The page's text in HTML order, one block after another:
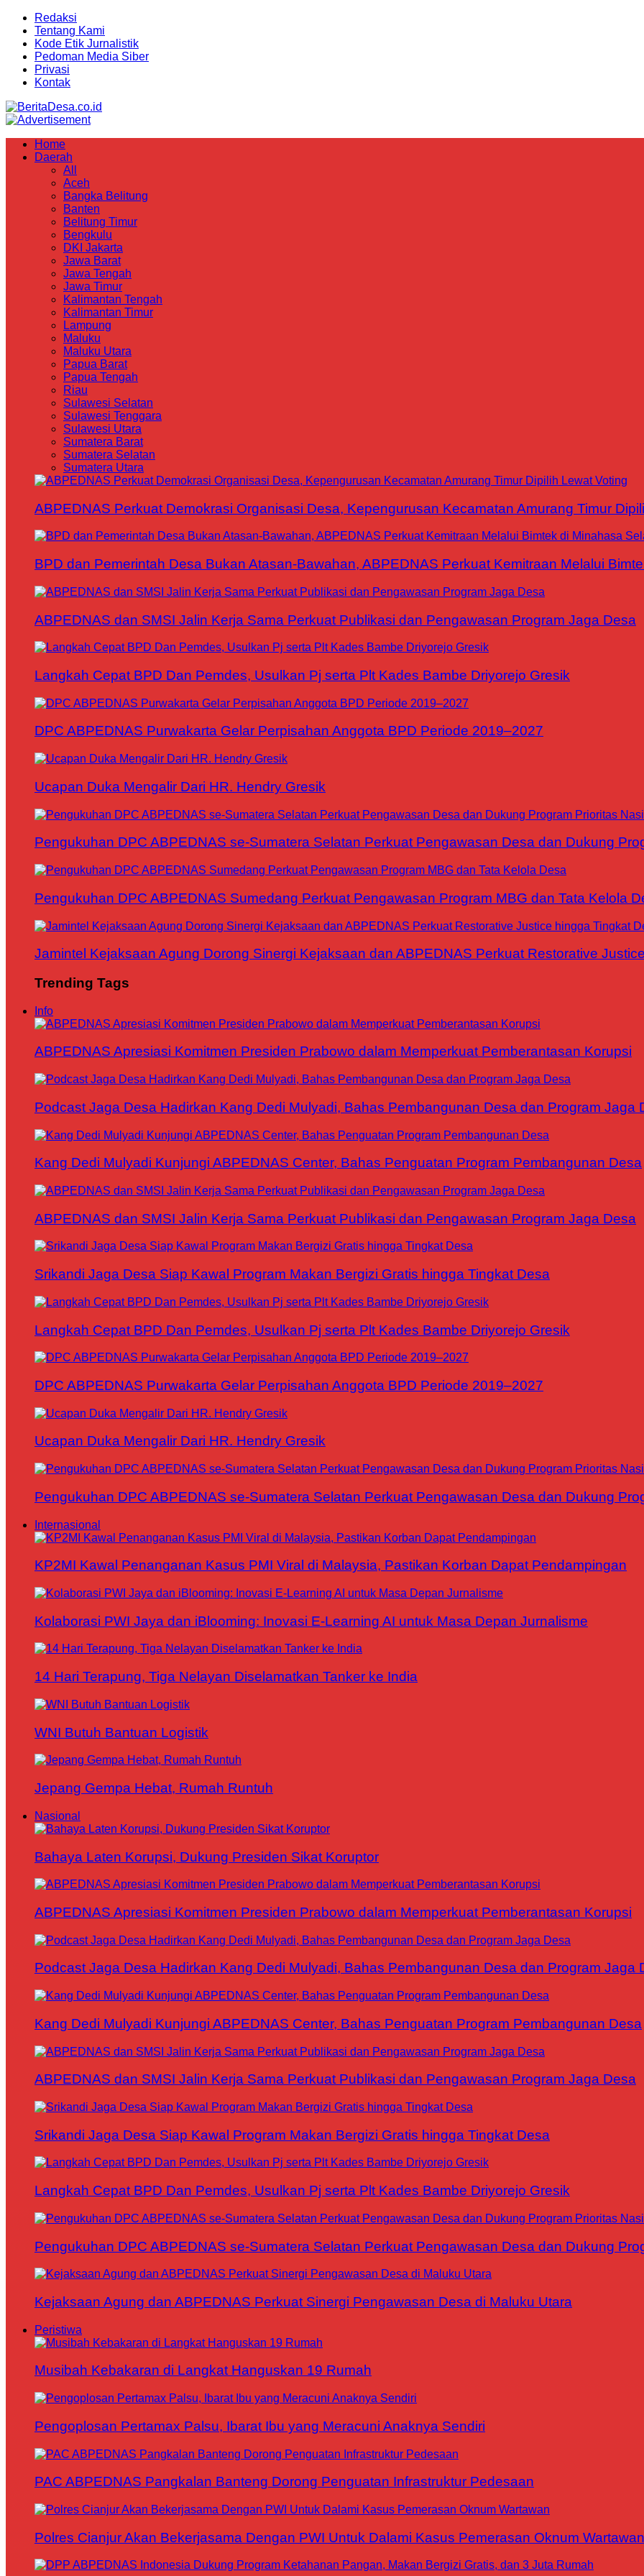
Redaksi
Tentang Kami
Kode Etik Jurnalistik
Pedoman Media Siber
Privasi
Kontak
Home
Daerah
All
Aceh
Bangka Belitung
Banten
Belitung Timur
Bengkulu
DKI Jakarta
Jawa Barat
Jawa Tengah
Jawa Timur
Kalimantan Tengah
Kalimantan Timur
Lampung
Maluku
Maluku Utara
Papua Barat
Papua Tengah
Riau
Sulawesi Selatan
Sulawesi Tenggara
Sulawesi Utara
Sumatera Barat
Sumatera Selatan
Sumatera Utara
ABPEDNAS Perkuat Demokrasi Organisasi Desa, Kepengurusan Kecamatan Amurang Timur
BPD dan Pemerintah Desa Bukan Atasan-Bawahan, ABPEDNAS Perkuat Kemitraan Melalui
ABPEDNAS dan SMSI Jalin Kerja Sama Perkuat Publikasi dan Pengawasan Program Jaga Desa
Langkah Cepat BPD Dan Pemdes, Usulkan Pj serta Plt Kades Bambe Driyorejo Gresik
DPC ABPEDNAS Purwakarta Gelar Perpisahan Anggota BPD Periode 2019–2027
Ucapan Duka Mengalir Dari HR. Hendry Gresik
Pengukuhan DPC ABPEDNAS se-Sumatera Selatan Perkuat Pengawasan Desa dan Dukung
Pengukuhan DPC ABPEDNAS Sumedang Perkuat Pengawasan Program MBG dan Tata Kelola
Jamintel Kejaksaan Agung Dorong Sinergi Kejaksaan dan ABPEDNAS Perkuat Restorative
Trending Tags
Info
ABPEDNAS Apresiasi Komitmen Presiden Prabowo dalam Memperkuat Pemberantasan Korupsi
Podcast Jaga Desa Hadirkan Kang Dedi Mulyadi, Bahas Pembangunan Desa dan Program Jaga
Kang Dedi Mulyadi Kunjungi ABPEDNAS Center, Bahas Penguatan Program Pembangunan Desa
ABPEDNAS dan SMSI Jalin Kerja Sama Perkuat Publikasi dan Pengawasan Program Jaga Desa
Srikandi Jaga Desa Siap Kawal Program Makan Bergizi Gratis hingga Tingkat Desa
Langkah Cepat BPD Dan Pemdes, Usulkan Pj serta Plt Kades Bambe Driyorejo Gresik
DPC ABPEDNAS Purwakarta Gelar Perpisahan Anggota BPD Periode 2019–2027
Ucapan Duka Mengalir Dari HR. Hendry Gresik
Pengukuhan DPC ABPEDNAS se-Sumatera Selatan Perkuat Pengawasan Desa dan Dukung
Internasional
KP2MI Kawal Penanganan Kasus PMI Viral di Malaysia, Pastikan Korban Dapat Pendampingan
Kolaborasi PWI Jaya dan iBlooming: Inovasi E-Learning AI untuk Masa Depan Jurnalisme
14 Hari Terapung, Tiga Nelayan Diselamatkan Tanker ke India
WNI Butuh Bantuan Logistik
Jepang Gempa Hebat, Rumah Runtuh
Nasional
Bahaya Laten Korupsi, Dukung Presiden Sikat Koruptor
ABPEDNAS Apresiasi Komitmen Presiden Prabowo dalam Memperkuat Pemberantasan Korupsi
Podcast Jaga Desa Hadirkan Kang Dedi Mulyadi, Bahas Pembangunan Desa dan Program Jaga
Kang Dedi Mulyadi Kunjungi ABPEDNAS Center, Bahas Penguatan Program Pembangunan Desa
ABPEDNAS dan SMSI Jalin Kerja Sama Perkuat Publikasi dan Pengawasan Program Jaga Desa
Srikandi Jaga Desa Siap Kawal Program Makan Bergizi Gratis hingga Tingkat Desa
Langkah Cepat BPD Dan Pemdes, Usulkan Pj serta Plt Kades Bambe Driyorejo Gresik
Pengukuhan DPC ABPEDNAS se-Sumatera Selatan Perkuat Pengawasan Desa dan Dukung
Kejaksaan Agung dan ABPEDNAS Perkuat Sinergi Pengawasan Desa di Maluku Utara
Peristiwa
Musibah Kebakaran di Langkat Hanguskan 19 Rumah
Pengoplosan Pertamax Palsu, Ibarat Ibu yang Meracuni Anaknya Sendiri
PAC ABPEDNAS Pangkalan Banteng Dorong Penguatan Infrastruktur Pedesaan
Polres Cianjur Akan Bekerjasama Dengan PWI Untuk Dalami Kasus Pemerasan Oknum Wartawan